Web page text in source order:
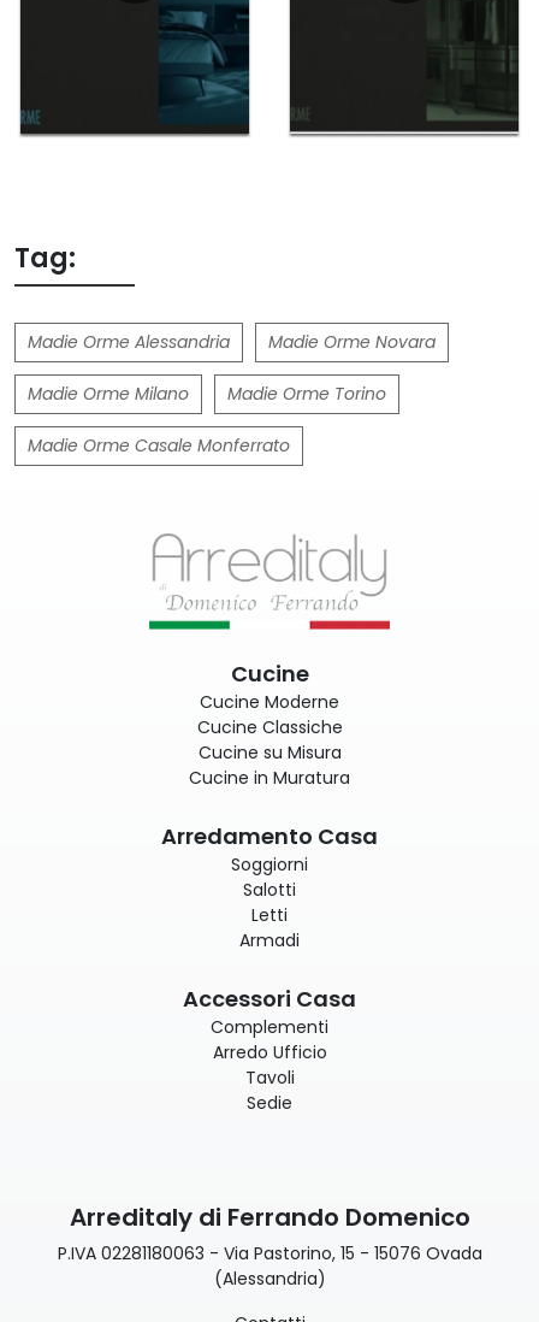
Tag:
Madie Orme Alessandria Madie Orme Novara
Madie Orme Milano Madie Orme Torino
Madie Orme Casale Monferrato
Cucine
Cucine Moderne
Cucine Classiche
Cucine su Misura
Cucine in Muratura
Arredamento Casa
Soggiorni
Salotti
Letti
Armadi
Accessori Casa
Complementi
Arredo Ufficio
Tavoli
Sedie
Arreditaly di Ferrando Domenico
P.IVA 02281180063 - Via Pastorino, 15 - 15076 Ovada
(Alessandria)